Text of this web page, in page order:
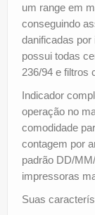
um range em
conseguindo
danificadas
possui todas
236/94 e filtros
Indicador
operação no
comodidade
contagem por
padrão DD/
impressoras
Suas